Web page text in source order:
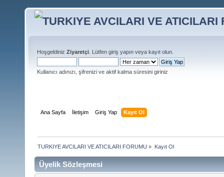
Hoşgeldiniz Ziyaretçi . Lütfen giriş yapın veya kayıt olun
Kullanıcı adınızı, şifrenizi ve aktif kalma süresini giriniz
Ana Sayfa İletişim Giriş Yap Kayıt Ol
TURKIYE AVCILARI VE ATICILARI FORUMU » Kayıt Ol
Üyelik Sözleşmesi